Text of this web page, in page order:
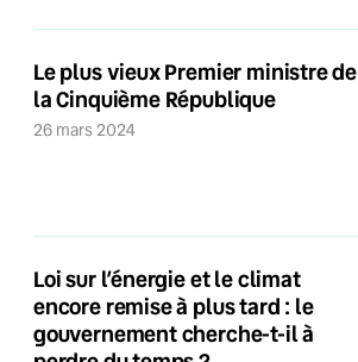
Le plus vieux Premier ministre de
la Cinquième République
26 mars 2024
Loi sur l’énergie et le climat
encore remise à plus tard : le
gouvernement cherche-t-il à